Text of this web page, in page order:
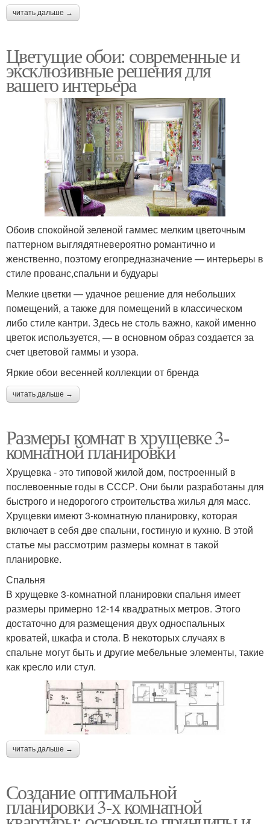
читать дальше →
Цветущие обои: современные и
эксклюзивные решения для
вашего интерьера
Обоив спокойной зеленой гаммес мелким цветочным
паттерном выглядятневероятно романтично и
женственно, поэтому егопредназначение — интерьеры в
стиле прованс,спальни и будуары
Мелкие цветки — удачное решение для небольших
помещений, а также для помещений в классическом
либо стиле кантри. Здесь не столь важно, какой именно
цветок используется, — в основном образ создается за
счет цветовой гаммы и узора.
Яркие обои весенней коллекции от бренда
читать дальше →
Размеры комнат в хрущевке 3-
комнатной планировки
Хрущевка - это типовой жилой дом, построенный в
послевоенные годы в СССР. Они были разработаны для
быстрого и недорогого строительства жилья для масс.
Хрущевки имеют 3-комнатную планировку, которая
включает в себя две спальни, гостиную и кухню. В этой
статье мы рассмотрим размеры комнат в такой
планировке.
Спальня
В хрущевке 3-комнатной планировки спальня имеет
размеры примерно 12-14 квадратных метров. Этого
достаточно для размещения двух односпальных
кроватей, шкафа и стола. В некоторых случаях в
спальне могут быть и другие мебельные элементы, такие
как кресло или стул.
читать дальше →
Создание оптимальной
планировки 3-х комнатной